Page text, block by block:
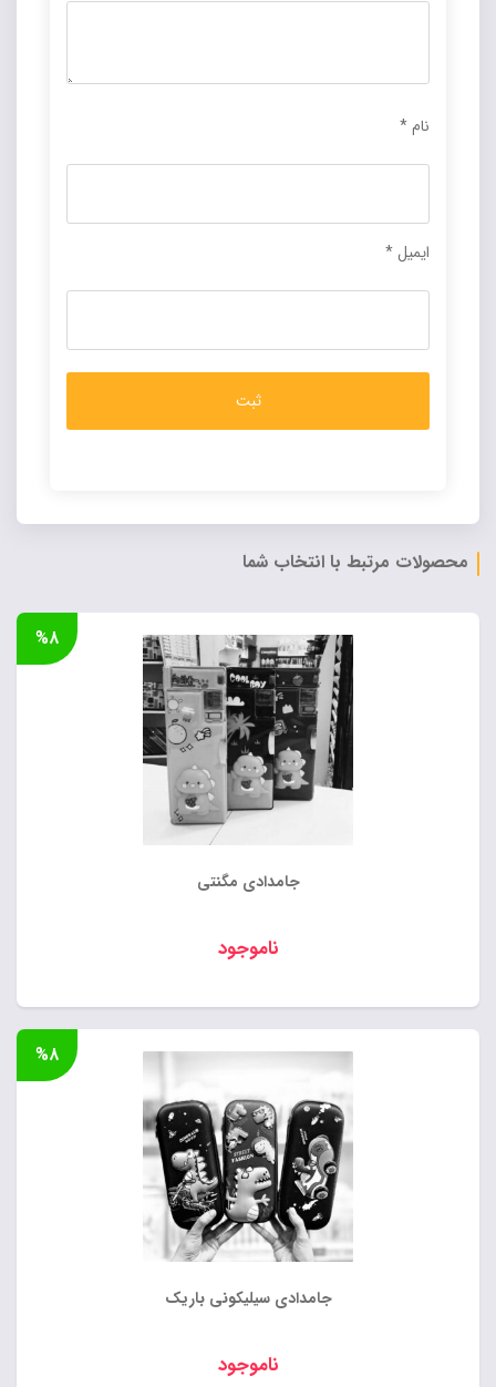
نام*
ایمیل*
محصولات مرتبط با انتخاب شما
جامدادی مگنتی
ناموجود
%۸
جامدادی سیلیکونی باریک
ناموجود
%۸